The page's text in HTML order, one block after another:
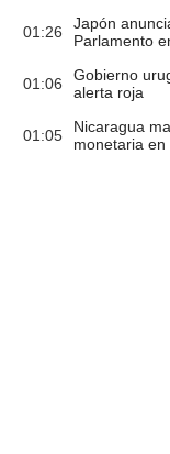
01:26
Japón
Parlamento
01:06
Gobierno
alerta roja
01:05
Nicaragua
monetaria